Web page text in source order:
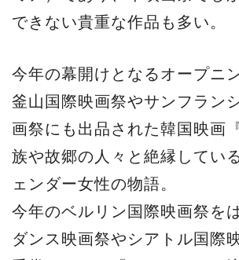
ダンス映画祭やシアトル国際
の運のない24時間を描いた閉
像に加え、主人公のトランス
性を演じる新星リオ・メヒエ
なること必至！
デンマークから届いたレズビ
ィーナス・エフェクト』は、
中でさまざまな形の人間関係